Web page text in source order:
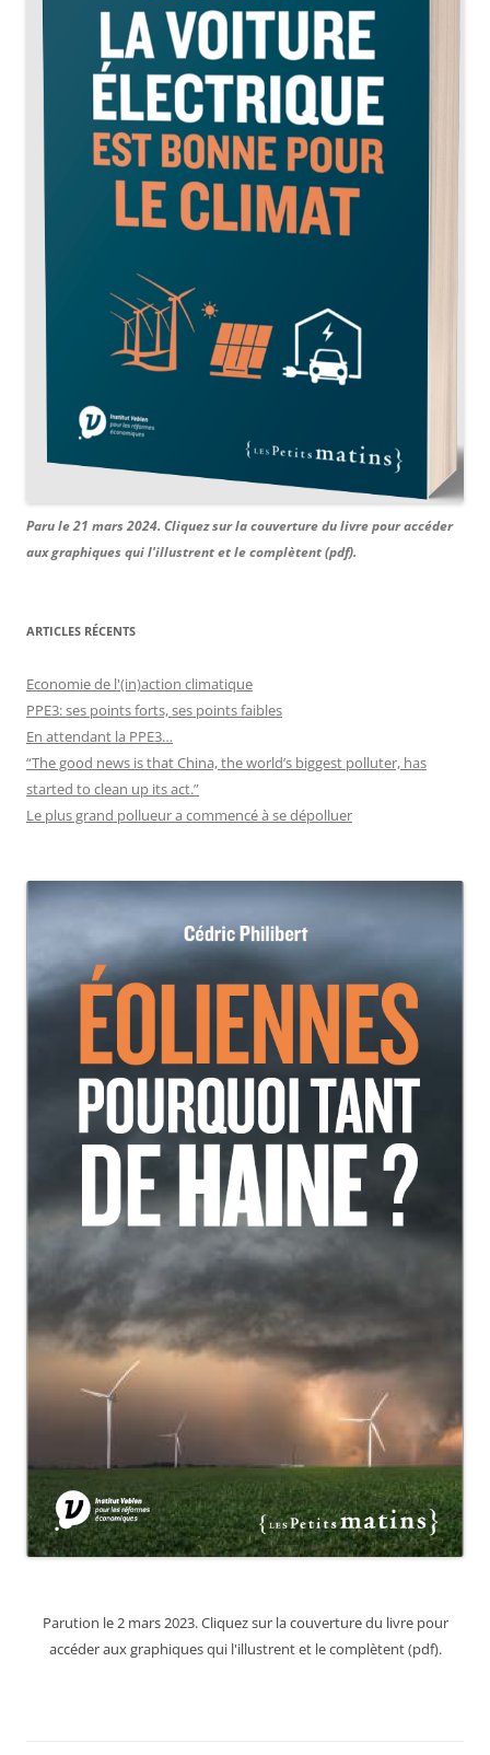
Paru le 21 mars 2024. Cliquez sur la couverture du livre pour accéder
aux graphiques qui l'illustrent et le complètent (pdf).
ARTICLES RÉCENTS
Economie de l'(in)action climatique
PPE3: ses points forts, ses points faibles
En attendant la PPE3…
“The good news is that China, the world’s biggest polluter, has
started to clean up its act.”
Le plus grand pollueur a commencé à se dépolluer
Parution le 2 mars 2023. Cliquez sur la couverture du livre pour
accéder aux graphiques qui l'illustrent et le complètent (pdf).